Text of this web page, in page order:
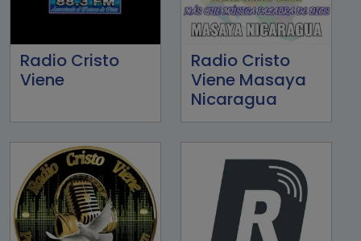
Radio Cristo
Viene
Radio Cristo
Viene Masaya
Nicaragua